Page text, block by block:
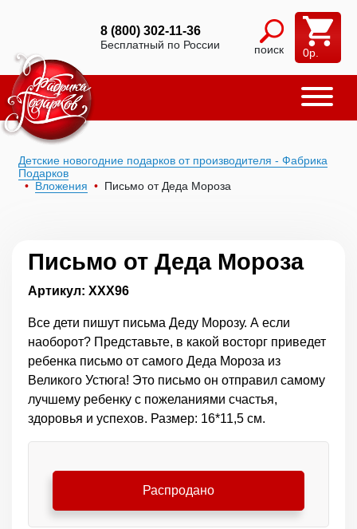
8 (800) 302-11-36
Бесплатный по России поиск 0р.
Детские новогодние подарков от производителя - Фабрика
Подарков
Вложения
Письмо от Деда Мороза
Письмо от Деда Мороза
Артикул: ХХХ96
Все дети пишут письма Деду Морозу. А если
наоборот? Представьте, в какой восторг приведет
ребенка письмо от самого Деда Мороза из
Великого Устюга! Это письмо он отправил самому
лучшему ребенку с пожеланиями счастья,
здоровья и успехов. Размер: 16*11,5 см.
Распродано